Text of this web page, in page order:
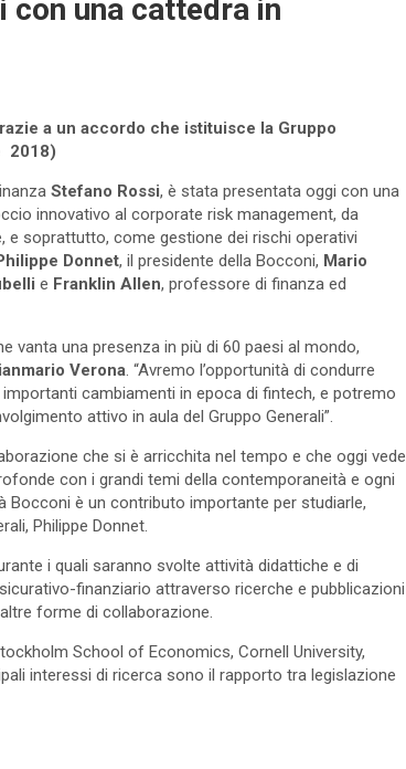
con una cattedra in
a un accordo che istituisce la Gruppo
2018)
Stefano Rossi, è stata presentata oggi con una
innovativo al corporate risk management, da
e soprattutto, come gestione dei rischi operativi
Donnet, il presidente della Bocconi, Mario
e Franklin Allen, professore di finanza ed
vanta una presenza in più di 60 paesi al mondo,
Verona . “Avremo l’opportunità di condurre
cambiamenti in epoca di fintech, e potremo
attivo in aula del Gruppo Generali”.
che si è arricchita nel tempo e che oggi vede
con i grandi temi della contemporaneità e ogni
Bocconi è un contributo importante per studiarle,
Philippe Donnet.
i quali saranno svolte attività didattiche e di
finanziario attraverso ricerche e pubblicazioni
forme di collaborazione.
School of Economics, Cornell University,
interessi di ricerca sono il rapporto tra legislazione